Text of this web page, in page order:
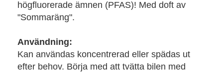
högfluorerade ämnen (PFAS)! Med doft av
"Sommaräng".
Användning:
Kan användas koncentrerad eller spädas ut
efter behov. Börja med att tvätta bilen med